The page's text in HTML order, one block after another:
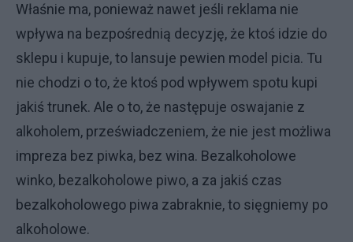
Właśnie ma, ponieważ nawet jeśli reklama nie
wpływa na bezpośrednią decyzję, że ktoś idzie do
sklepu i kupuje, to lansuje pewien model picia. Tu
nie chodzi o to, że ktoś pod wpływem spotu kupi
jakiś trunek. Ale o to, że następuje oswajanie z
alkoholem, przeświadczeniem, że nie jest możliwa
impreza bez piwka, bez wina. Bezalkoholowe
winko, bezalkoholowe piwo, a za jakiś czas
bezalkoholowego piwa zabraknie, to sięgniemy po
alkoholowe.